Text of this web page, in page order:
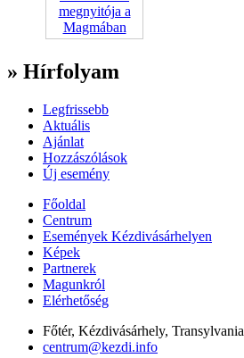
» Hírfolyam
Legfrissebb
Aktuális
Ajánlat
Hozzászólások
Új esemény
Főoldal
Centrum
Események Kézdivásárhelyen
Képek
Partnerek
Magunkról
Elérhetőség
Főtér, Kézdivásárhely, Transylvania
centrum@kezdi.info